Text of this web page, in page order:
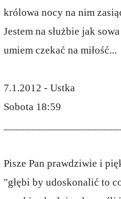
królowa nocy na nim
Jestem na służbie jak
umiem czekać na miłość...
7.1.2012 - Ustka
Sobota 18:59
Pisze Pan prawdziwie i
"głębi by udoskonalić to